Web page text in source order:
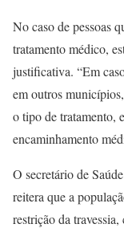
No caso de pessoas
tratamento médico,
justificativa. “Em
em outros
o tipo de tratamento,
encaminhamento
O secretário de
reitera que a
restrição da